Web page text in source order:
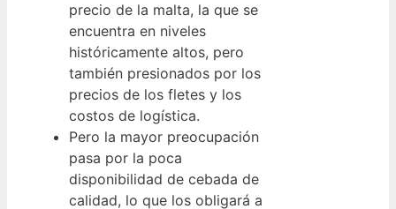
precio de la malta, la que se
encuentra en niveles
históricamente altos, pero
también presionados por los
precios de los fletes y los
costos de logística.
Pero la mayor preocupación
pasa por la poca
disponibilidad de cebada de
calidad, lo que los obligará a